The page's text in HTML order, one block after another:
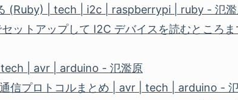
(Ruby) | tech | i2c | raspberrypi | ruby - 氾
ットアップして I2C デバイスを読むところ
tech | avr | arduino - 氾濫原
信プロトコルまとめ | avr | tech | arduino -